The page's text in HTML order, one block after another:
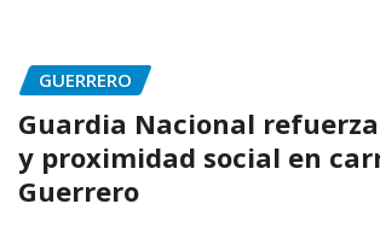
GUERRERO
Guardia Nacional
y proximidad social en
Guerrero